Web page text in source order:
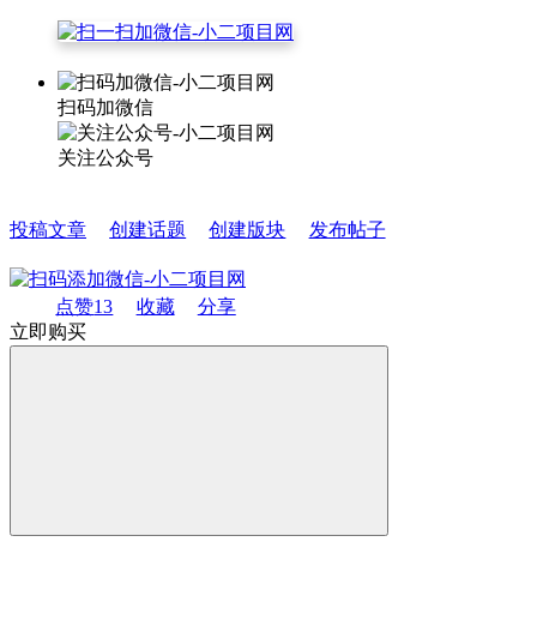
扫码加微信
关注公众号
投稿文章 创建话题 创建版块 发布帖子
点赞13 收藏
分享
立即购买